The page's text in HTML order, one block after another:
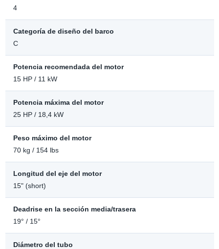
4
Categoría de diseño del barco
C
Potencia recomendada del motor
15 HP / 11 kW
Potencia máxima del motor
25 HP / 18,4 kW
Peso máximo del motor
70 kg / 154 lbs
Longitud del eje del motor
15" (short)
Deadrise en la sección media/trasera
19° / 15°
Diámetro del tubo